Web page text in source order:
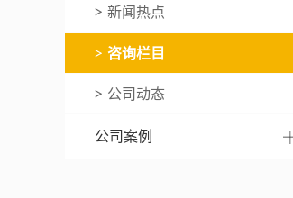
新闻热点
咨询栏目
公司动态
公司案例